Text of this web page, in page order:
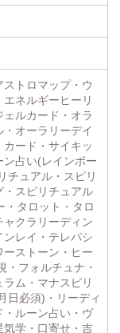
トロマップ・ウ
ネルギーヒーリ
ルカード・オラ
オーラリーデイ
ード・サイキッ
占い(レインボー
チュアル・スピリ
・スピリチュアル
・タロット・タロ
ャクラリーディン
レイ・テレパシ
ストーン・ヒー
・フォルチュナ・
ム・マナスピリ
日必須)・リーディ
・ルーン占い・ヴ
気学・口寄せ・吉